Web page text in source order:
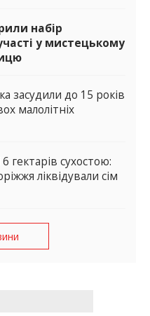
набір
у мистецькому
засудили до 15 років
малолітніх
гектарів сухостою:
ліквідували сім